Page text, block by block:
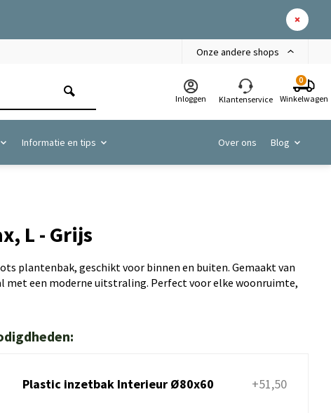
Onze andere shops
Inloggen Klantenservice
0
Winkelwagen
Informatie en tips Over ons Blog
L - Grijs
plantenbak, geschikt voor binnen en buiten. Gemaakt van
met een moderne uitstraling. Perfect voor elke woonruimte,
Plastic inzetbak Interieur Ø80x60 +51,50